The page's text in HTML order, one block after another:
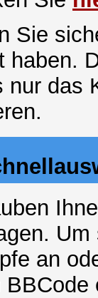
Sie
haben.
nur das
an